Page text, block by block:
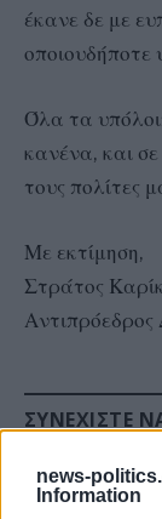
news-
Information
έκανε δε με
οποιουδήποτε
Όλα τα
κανένα, και
τους πολίτες
Με εκτίμηση,
Στράτος
ΣΥΝΕΧΊΣΤΕ